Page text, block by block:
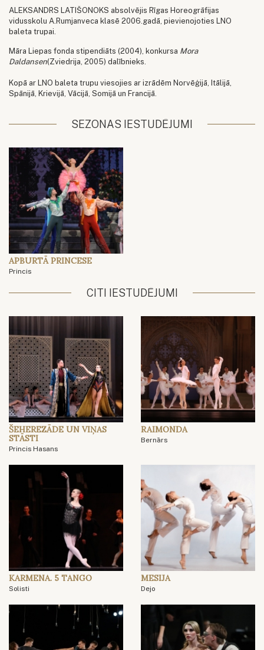
ALEKSANDRS LATIŠONOKS absolvējis Rīgas Horeogrāfijas
vidusskolu A.Rumjanveca klasē 2006.gadā, pievienojoties LNO
baleta trupai.
Māra Liepas fonda stipendiāts (2004), konkursa Mora
Daldansen(Zviedrija, 2005) dalībnieks.
Kopā ar LNO baleta trupu viesojies ar izrādēm Norvēģijā, Itālijā,
Spānijā, Krievijā, Vācijā, Somijā un Francijā.
SEZONAS IESTUDĒJUMI
APBURTĀ PRINCESE
Princis
CITI IESTUDĒJUMI
ŠEHEREZĀDE UN VIŅAS
STĀSTI
Princis Hasans
RAIMONDA
Bernārs
KARMENA. 5 TANGO
Solisti
MESIJA
Dejo